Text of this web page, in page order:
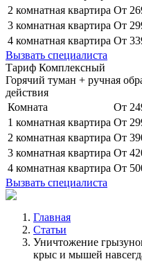
2 комнатная квартира От
3 комнатная квартира От
4 комнатная квартира От
Вызвать специалиста
Тариф Комплексный
Горячий туман + ручная
действия
Комната
От
1 комнатная квартира От
2 комнатная квартира От
3 комнатная квартира От
4 комнатная квартира От
Вызвать специалиста
Главная
Статьи
Уничтожение
крыс и мышей